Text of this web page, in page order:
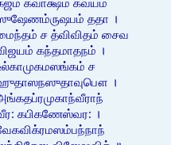
ததா ।
ச த்விவிதம் சைவ
கந்தமாதநம் ।
ச
।
கபிகணேஸ்வர: ।